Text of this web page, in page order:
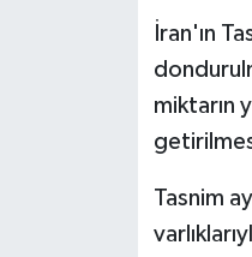
İran'ın
miktarın
Tasnim